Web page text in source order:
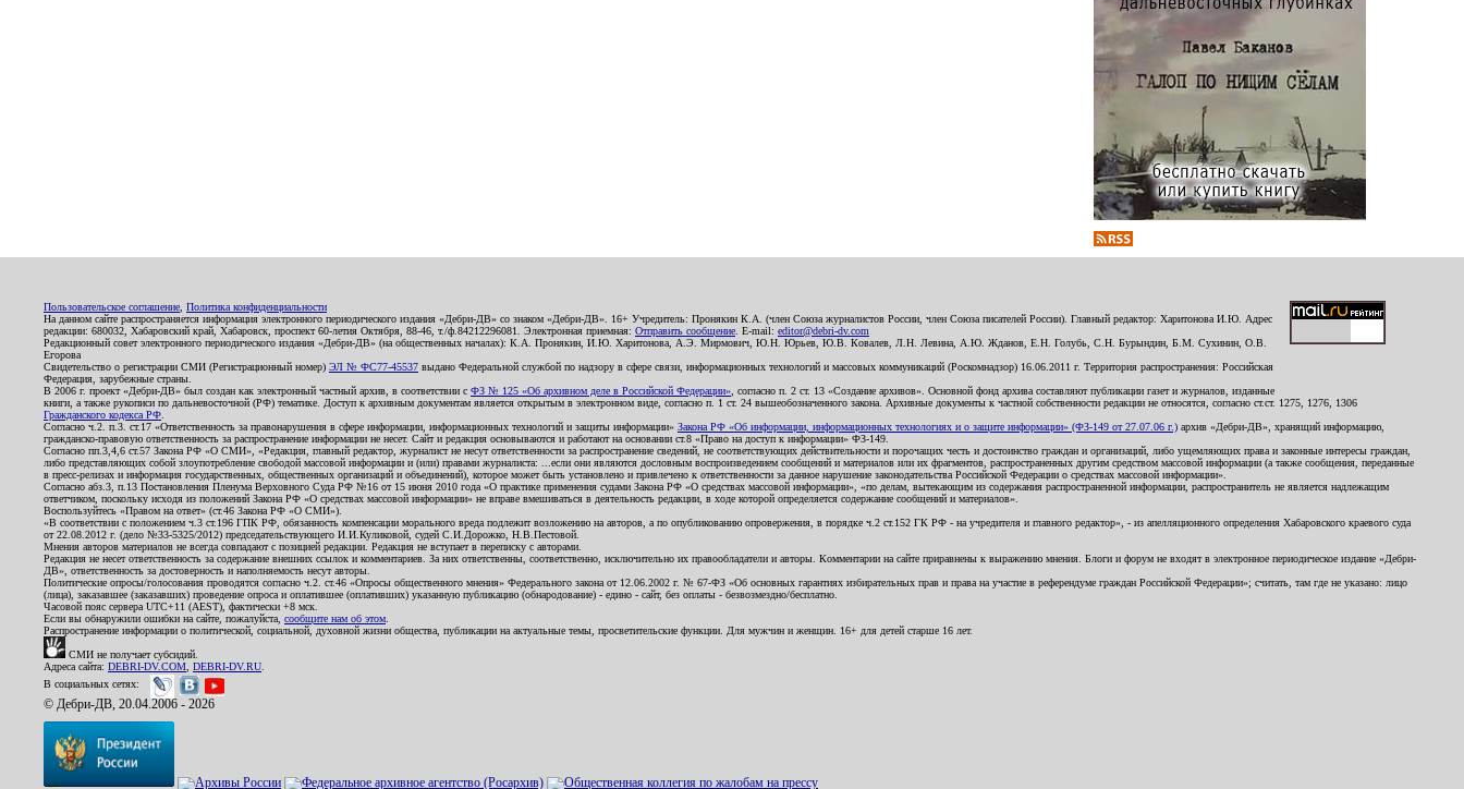
Пользовательское соглашение Политика конфиденциальности
На данном сайте распространяется информация электронного периодического издания «Дебри-ДВ» со знаком «Дебри-ДВ». 16+ Учредитель: Пронякин К.А. (член Союза журналистов России, член Союза писателей России). Главный редактор: Харитонова И.Ю. Адрес
редакции: 680032, Хабаровский край, Хабаровск, проспект 60-летия Октября, 88-46, т./ф.84212296081. Электронная приемная: Отправить сообщение . E-mail: editor@debri-dv.com
Редакционный совет электронного периодического издания «Дебри-ДВ» (на общественных началах): К.А. Пронякин, И.Ю. Харитонова, А.Э. Мирмович, Ю.Н. Юрьев, Ю.В. Ковалев, Л.Н. Левина, А.Ю. Жданов, Е.Н. Голубь, С.Н. Бурындин, Б.М. Сухинин, О.В.
Егорова
Свидетельство о регистрации СМИ (Регистрационный номер) ЭЛ № ФС77-45537 выдано Федеральной службой по надзору в сфере связи, информационных технологий и массовых коммуникаций (Роскомнадзор) 16.06.2011 г. Территория распространения: Российская
Федерация, зарубежные страны.
В 2006 г. проект «Дебри-ДВ» был создан как электронный частный архив, в соответствии с ФЗ № 125 «Об архивном деле в Российской Федерации» , согласно п. 2 ст. 13 «Создание архивов». Основной фонд архива составляют публикации газет и журналов, изданные
книги, а также рукописи по дальневосточной (РФ) тематике. Доступ к архивным документам является открытым в электронном виде, согласно п. 1 ст. 24 вышеобозначенного закона. Архивные документы к частной собственности редакции не относятся, согласно ст.ст. 1275, 1276, 1306
Гражданского кодекса РФ
Согласно ч.2. п.3. ст.17 «Ответственность за правонарушения в сфере информации, информационных технологий и защиты информации» Закона РФ «Об информации, информационных технологиях и о защите информации» (ФЗ-149 от 27.07.06 г.) архив «Дебри-ДВ», хранящий информацию,
гражданско-правовую ответственность за распространение информации не несет. Сайт и редакция основываются и работают на основании ст.8 «Право на доступ к информации» ФЗ-149.
Согласно пп.3,4,6 ст.57 Закона РФ «О СМИ», «Редакция, главный редактор, журналист не несут ответственности за распространение сведений, не соответствующих действительности и порочащих честь и достоинство граждан и организаций, либо ущемляющих права и законные интересы граждан,
либо представляющих собой злоупотребление свободой массовой информации и (или) правами журналиста: ...если они являются дословным воспроизведением сообщений и материалов или их фрагментов, распространенных другим средством массовой информации (а также сообщения, переданные
в пресс-релизах и информация государственных, общественных организаций и объединений), которое может быть установлено и привлечено к ответственности за данное нарушение законодательства Российской Федерации о средствах массовой информации».
Согласно абз.3, п.13 Постановления Пленума Верховного Суда РФ №16 от 15 июня 2010 года «О практике применения судами Закона РФ «О средствах массовой информации», «по делам, вытекающим из содержания распространенной информации, распространитель не является надлежащим
ответчиком, поскольку исходя из положений Закона РФ «О средствах массовой информации» не вправе вмешиваться в деятельность редакции, в ходе которой определяется содержание сообщений и материалов».
Воспользуйтесь «Правом на ответ» (ст.46 Закона РФ «О СМИ»).
«В соответствии с положением ч.3 ст.196 ГПК РФ, обязанность компенсации морального вреда подлежит возложению на авторов, а по опубликованию опровержения, в порядке ч.2 ст.152 ГК РФ - на учредителя и главного редактор», - из апелляционного определения Хабаровского краевого суда
от 22.08.2012 г. (дело №33-5325/2012) председательствующего И.И.Куликовой, судей С.И.Дорожко, Н.В.Пестовой.
Мнения авторов материалов не всегда совпадают с позицией редакции. Редакция не вступает в переписку с авторами.
Редакция не несет ответственность за содержание внешних ссылок и комментариев. За них ответственны, соответственно, исключительно их правообладатели и авторы. Комментарии на сайте приравнены к выражению мнения. Блоги и форум не входят в электронное периодическое издание «Дебри-
ДВ», ответственность за достоверность и наполняемость несут авторы.
Политические опросы/голосования проводятся согласно ч.2. ст.46 «Опросы общественного мнения» Федерального закона от 12.06.2002 г. № 67-ФЗ «Об основных гарантиях избирательных прав и права на участие в референдуме граждан Российской Федерации»; считать, там где не указано: лицо
(лица), заказавшее (заказавших) проведение опроса и оплатившее (оплативших) указанную публикацию (обнародование) - едино - сайт, без оплаты - безвозмездно/бесплатно.
Часовой пояс сервера UTC+11 (AEST), фактически +8 мск.
Если вы обнаружили ошибки на сайте, пожалуйста, сообщите нам об этом
Распространение информации о политической, социальной, духовной жизни общества, публикации на актуальные темы, просветительские функции. Для мужчин и женщин. 16+ для детей старше 16 лет.
СМИ не получает субсидий.
Адреса сайта: DEBRI-DV.COM DEBRI-DV.RU
В социальных сетях:
© Дебри-ДВ, 20.04.2006 - 2026